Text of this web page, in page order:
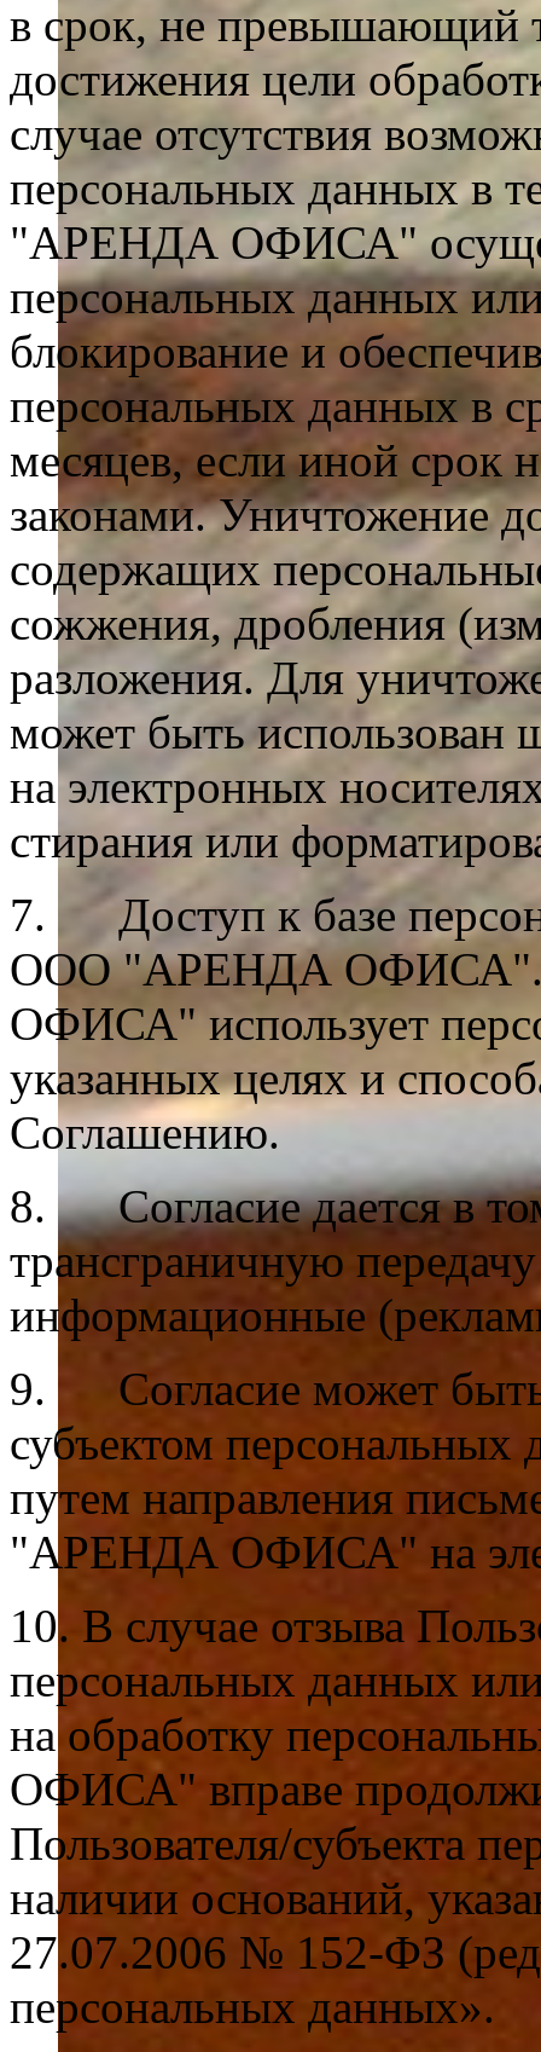
в срок, не превышающий
достижения цели
случае отсутствия
персональных данных в
"АРЕНДА ОФИСА"
персональных данных
блокирование и
персональных данных в
месяцев, если иной срок
законами. Уничтожение
содержащих
сожжения, дробления
разложения. Для
может быть использован
на электронных
стирания или
7. Доступ к базе
ООО "АРЕНДА
ОФИСА" использует
указанных целях и
Соглашению.
8. Согласие дается в
трансграничную
информационные
9. Согласие может быть
субъектом персональных
путем направления
"АРЕНДА ОФИСА" на
10. В случае отзыва
персональных данных
на обработку
ОФИСА" вправе
Пользователя/субъекта
наличии оснований,
27.07.2006 № 152-ФЗ
персональных данных».